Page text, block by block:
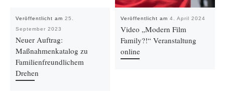
Veröffentlicht am 25.
September 2023
Neuer Auftrag:
Maßnahmenkatalog zu
Familienfreundlichem
Drehen
Veröffentlicht am 4. April 2024
Video „Modern Film
Family?!“ Veranstaltung
online